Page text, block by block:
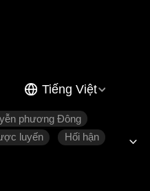
Tiếng Việt
phương Đông
luyến
Hối hận